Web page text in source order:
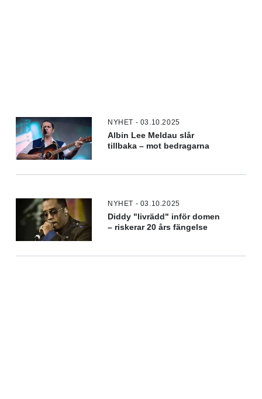
NYHET - 03.10.2025
Albin Lee Meldau slår
tillbaka – mot bedragarna
NYHET - 03.10.2025
Diddy "livrädd" inför domen
– riskerar 20 års fängelse